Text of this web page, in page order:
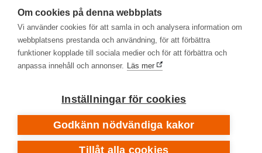
Dataskydd och registerbeskrivningar
Länkbiblioteket
Om cookies på denna webbplats
Vi använder cookies för att samla in och analysera information om
webbplatsens prestanda och användning, för att förbättra
funktioner kopplade till sociala medier och för att förbättra och
anpassa innehåll och annonser. Läs mer
Inställningar för cookies
Godkänn nödvändiga kakor
Tillåt alla cookies